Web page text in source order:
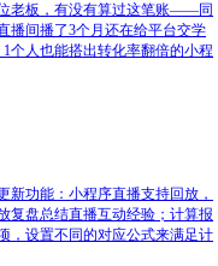
老板，有没有算过这笔账——同
播间播了3个月还在给平台交学
个人也能搭出转化率翻倍的小程
新功能：小程序直播支持回放，
复盘总结直播互动经验；计算报
，设置不同的对应公式来满足计